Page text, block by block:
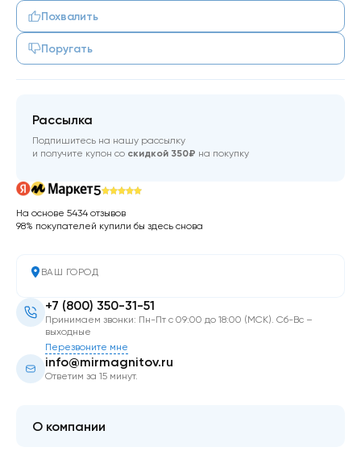
Похвалить
Поругать
ВАШ ГОРОД
+7 (800) 350-31-51
Принимаем звонки: Пн-Пт с 09:00 до 18:00 (МСК). Сб-Вс –
выходные
Перезвоните мне
info@mirmagnitov.ru
Ответим за 15 минут.
О компании
Рассылка
Подпишитесь на нашу рассылку
и получите купон со скидкой 350₽ на покупку
5
На основе 5434 отзывов
98% покупателей купили бы здесь снова